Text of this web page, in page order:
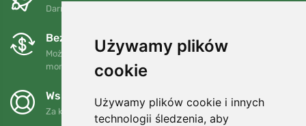
Używamy plików
cookie
Używamy plików cookie i innych
technologii śledzenia, aby
Darmowa wysyłka dla zamówień powyżej 250 PLN
Bezpłatne wymiany i zwroty
Możesz zwrócić lub wymienić swoje zamówienie w dowolnym
momencie w ciągu 90 dni.
Wspieramy Trees.org
Za każde zamówienie sadzimy drzewo! Czytaj więcej